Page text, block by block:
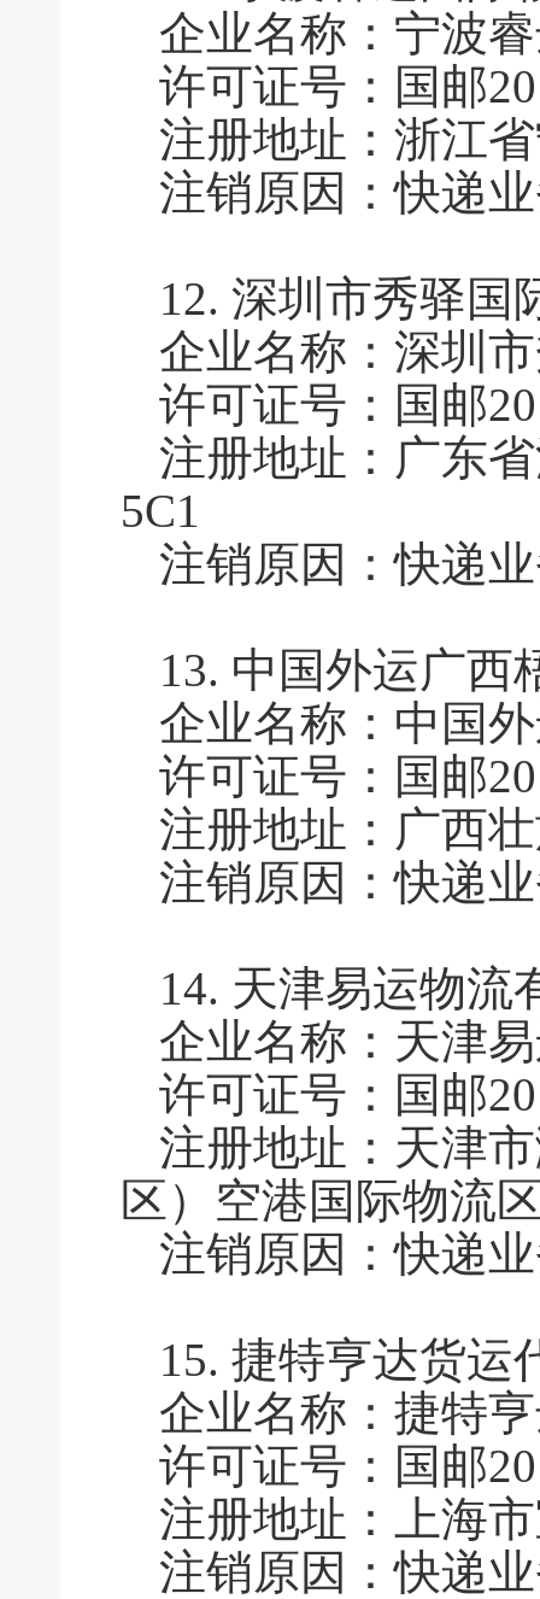
企业名称：宁波
许可证号：国邮
注册地址：浙江
注销原因：快递
12. 深圳市秀驿国
企业名称：深圳
许可证号：国邮
注册地址：广东
5C1
注销原因：快递
13. 中国外运广西
企业名称：中国
许可证号：国邮
注册地址：广西
注销原因：快递
14. 天津易运物流
企业名称：天津
许可证号：国邮
注册地址：天津
区）空港国际物流
注销原因：快递
15. 捷特亨达货运
企业名称：捷特
许可证号：国邮
注册地址：上海
注销原因：快递